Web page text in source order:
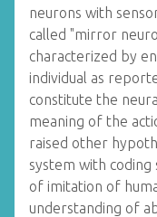
neurons with
called "mirror
characterized by
individual as
constitute the
meaning of the
raised other
system with
of imitation of
understanding of